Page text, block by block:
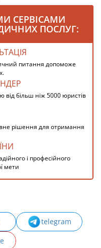
СЕРВІСАМИ
ПОСЛУГ:
питання допоможе
від більш ніж 5000 юристів
рішення для отримання
і професійного
мети
telegram